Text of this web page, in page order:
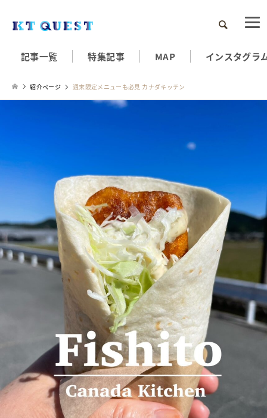
検索
記事一覧 特集記事 MAP インスタグラ
紹介ページ 週末限定メニューも必見 カナダキッチン